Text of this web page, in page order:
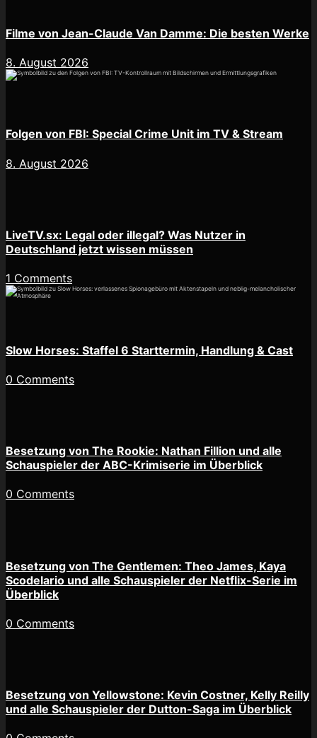
Filme von Jean-Claude Van Damme: Die besten Werke
8. August 2026
Folgen von FBI: Special Crime Unit im TV & Stream
8. August 2026
LiveTV.sx: Legal oder illegal? Was Nutzer in
Deutschland jetzt wissen müssen
1 Comments
Slow Horses: Staffel 6 Starttermin, Handlung & Cast
0 Comments
Besetzung von The Rookie: Nathan Fillion und alle
Schauspieler der ABC-Krimiserie im Überblick
0 Comments
Besetzung von The Gentlemen: Theo James, Kaya
Scodelario und alle Schauspieler der Netflix-Serie im
Überblick
0 Comments
Besetzung von Yellowstone: Kevin Costner, Kelly Reilly
und alle Schauspieler der Dutton-Saga im Überblick